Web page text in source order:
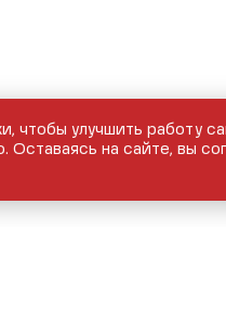
чтобы улучшить работу
на сайте, вы